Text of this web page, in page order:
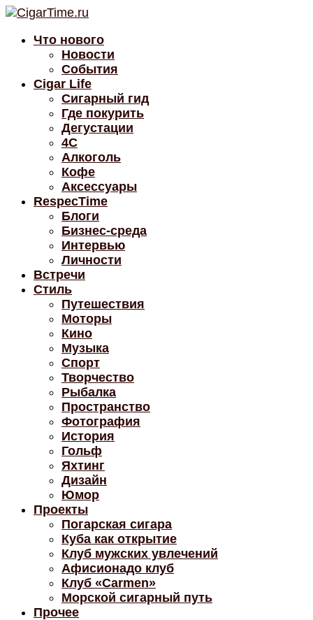
Что нового
Новости
События
Cigar Life
Сигарный гид
Где покурить
Дегустации
4C
Алкоголь
Кофе
Аксессуары
RespecTime
Блоги
Бизнес-среда
Интервью
Личности
Встречи
Стиль
Путешествия
Моторы
Кино
Музыка
Спорт
Творчество
Рыбалка
Пространство
Фотография
История
Гольф
Яхтинг
Дизайн
Юмор
Проекты
Погарская сигара
Куба как открытие
Клуб мужских увлечений
Афисионадо клуб
Клуб «Carmen»
Морской сигарный путь
Прочее